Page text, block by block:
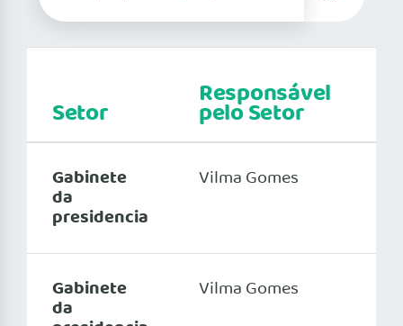
Setor
Responsável
pelo Setor
Gabinete
da
presidencia
Vilma Gomes
Gabinete
da
Vilma Gomes